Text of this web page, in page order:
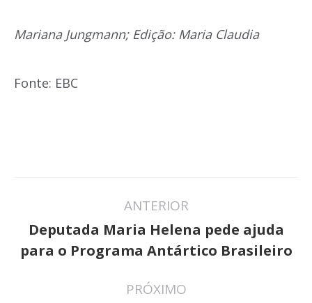
Mariana Jungmann; Edição: Maria Claudia
Fonte: EBC
de
post:
ANTERIOR
Post
anterior:
Deputada Maria Helena pede ajuda
para o Programa Antártico Brasileiro
PRÓXIMO